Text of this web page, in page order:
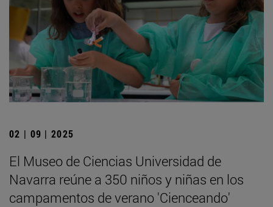
02 | 09 | 2025
El Museo de Ciencias Universidad de
Navarra reúne a 350 niños y niñas en los
campamentos de verano 'Cienceando'